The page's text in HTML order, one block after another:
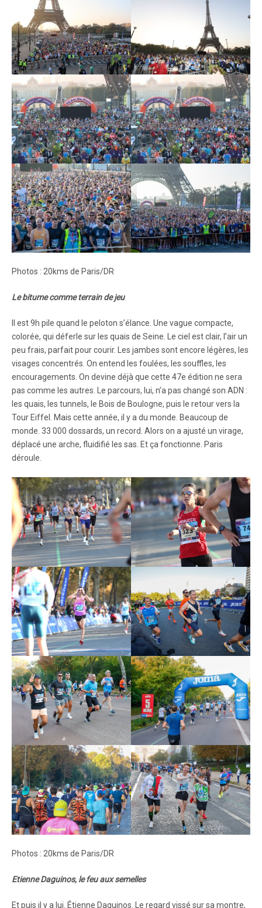
Photos : 20kms de Paris/DR
Le bitume comme terrain de jeu
Il est 9h pile quand le peloton s’élance. Une vague compacte,
colorée, qui déferle sur les quais de Seine. Le ciel est clair, l’air un
peu frais, parfait pour courir. Les jambes sont encore légères, les
visages concentrés. On entend les foulées, les souffles, les
encouragements. On devine déjà que cette 47e édition ne sera
pas comme les autres. Le parcours, lui, n’a pas changé son ADN :
les quais, les tunnels, le Bois de Boulogne, puis le retour vers la
Tour Eiffel. Mais cette année, il y a du monde. Beaucoup de
monde. 33 000 dossards, un record. Alors on a ajusté un virage,
déplacé une arche, fluidifié les sas. Et ça fonctionne. Paris
déroule.
Photos : 20kms de Paris/DR
Etienne Daguinos, le feu aux semelles
Et puis il y a lui. Étienne Daguinos. Le regard vissé sur sa montre,